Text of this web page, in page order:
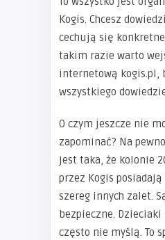
Kogis. Chcesz
cechują się
takim razie warto
internetową kogis.pl,
wszystkiego
O czym jeszcze nie
zapominać? Na
jest taka, że kolonie
przez Kogis
szereg innych zalet.
bezpieczne.
często nie myślą. To